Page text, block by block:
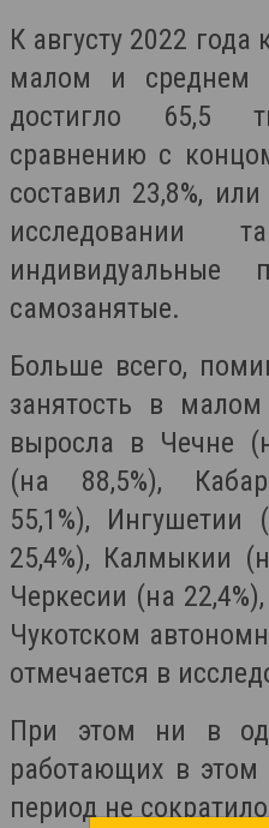
К августу 2022 года
малом и среднем
достигло 65,5
сравнению с
составил 23,8%,
исследовании
индивидуальные
самозанятые.
Больше всего,
занятость в
выросла в Чечне
(на 88,5%),
55,1%), Ингушетии
25,4%), Калмыкии
Черкесии (на
Чукотском
отмечается в
При этом ни в
работающих в этом
период не